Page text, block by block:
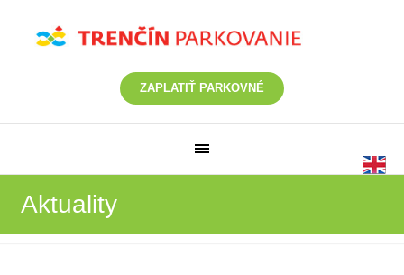
ZAPLATIŤ PARKOVNÉ
Aktuality